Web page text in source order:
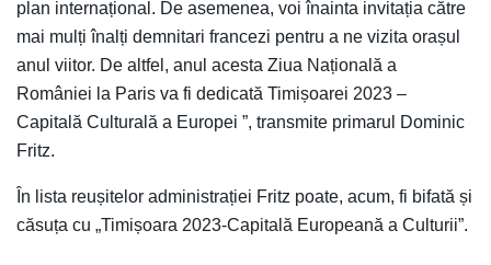
plan internațional. De asemenea, voi înainta invitația către
mai mulți înalți demnitari francezi pentru a ne vizita orașul
anul viitor. De altfel, anul acesta Ziua Națională a
României la Paris va fi dedicată Timișoarei 2023 –
Capitală Culturală a Europei ”, transmite primarul Dominic
Fritz.
În lista reușitelor administrației Fritz poate, acum, fi bifată și
căsuța cu „Timișoara 2023-Capitală Europeană a Culturii”.